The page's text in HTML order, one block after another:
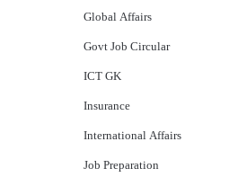
Global Affairs
Govt Job Circular
ICT GK
Insurance
International Affairs
Job Preparation